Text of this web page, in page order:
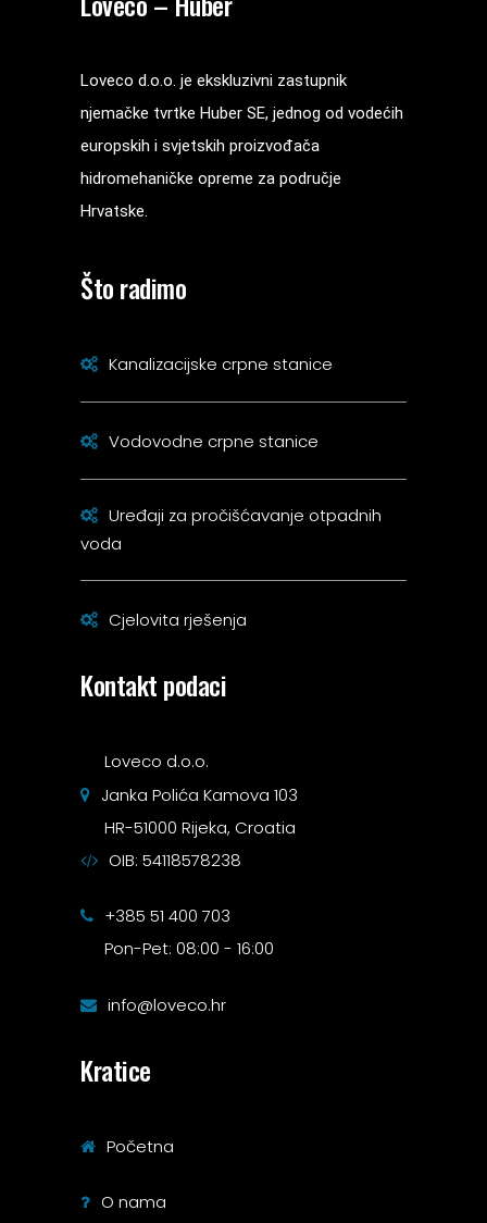
Loveco d.o.o. je ekskluzivni zastupnik
njemačke tvrtke Huber SE, jednog od vodećih
europskih i svjetskih proizvođača
hidromehaničke opreme za područje
Hrvatske.
Što radimo
Kanalizacijske crpne stanice
Vodovodne crpne stanice
Uređaji za pročišćavanje otpadnih
voda
Cjelovita rješenja
Kontakt podaci
Loveco d.o.o.
Janka Polića Kamova 103
HR-51000 Rijeka, Croatia
OIB: 54118578238
+385 51 400 703
Pon-Pet: 08:00 - 16:00
info@loveco.hr
Kratice
Početna
O nama